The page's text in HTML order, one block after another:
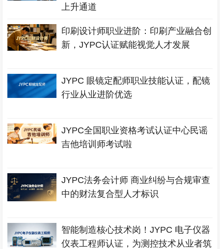
上升通道
印刷设计师职业进阶：印刷产业融合创
新，JYPC认证赋能视觉人才发展
JYPC 眼镜定配师职业技能认证，配镜
行业从业进阶优选
JYPC全国职业资格考试认证中心民谣
吉他培训师考试啦
JYPC法务会计师 商业纠纷与合规审查
中的财法复合型人才标识
智能制造核心技术岗！JYPC 电子仪器
仪表工程师认证，为测控技术从业者筑